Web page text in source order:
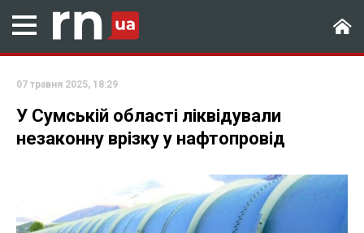
07 травня 2025, 18:29
У Сумській області ліквідували
незаконну врізку у нафтопровід